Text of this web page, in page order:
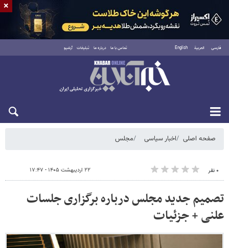
فارسی العربية English تماس با ما درباره ما تبلیغات آرشیو
جمعه ۱۶ مرداد ۱۴۰۵
صفحه اصلی اخبار سیاسی مجلس
۰ نفر ۲۲ اردیبهشت ۱۴۰۵ - ۱۷:۴۷
تصمیم جدید مجلس درباره برگزاری جلسات
علنی + جزئیات
×